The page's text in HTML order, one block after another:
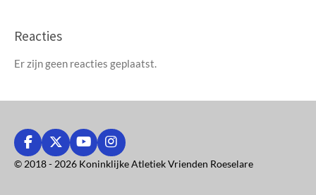
Reacties
Er zijn geen reacties geplaatst.
F
a
X
Y
o
I
n
© 2018 - 2026 Koninklijke Atletiek Vrienden Roeselare